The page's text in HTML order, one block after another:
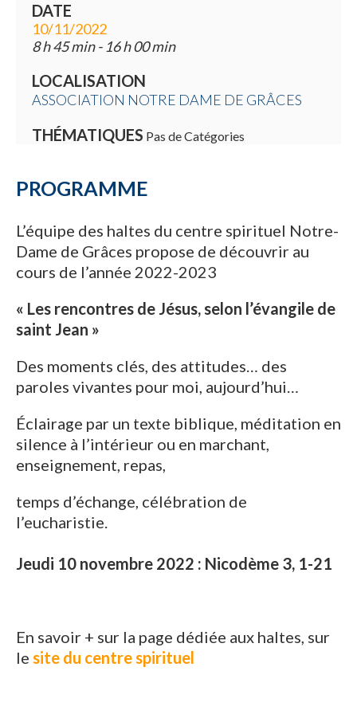
DATE
10/11/2022
8 h 45 min - 16 h 00 min
LOCALISATION
ASSOCIATION NOTRE DAME DE GRÂCES
THÉMATIQUES Pas de Catégories
PROGRAMME
L’équipe des haltes du centre spirituel Notre-
Dame de Grâces propose de découvrir au
cours de l’année 2022-2023
« Les rencontres de Jésus, selon l’évangile de
saint Jean »
Des moments clés, des attitudes… des
paroles vivantes pour moi, aujourd’hui…
Éclairage par un texte biblique, méditation en
silence à l’intérieur ou en marchant,
enseignement, repas,
temps d’échange, célébration de
l’eucharistie.
Jeudi 10 novembre 2022 : Nicodème 3, 1-21
En savoir + sur la page dédiée aux haltes, sur
le site du centre spirituel